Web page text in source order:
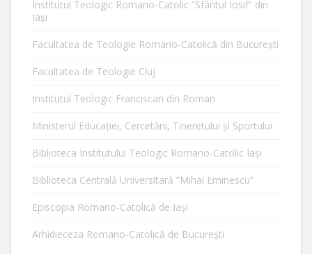
Institutul Teologic Romano-Catolic ”Sfântul Iosif” din
Iaşi
Facultatea de Teologie Romano-Catolică din Bucureşti
Facultatea de Teologie Cluj
Institutul Teologic Franciscan din Roman
Ministerul Educaţiei, Cercetării, Tineretului şi Sportului
Biblioteca Institutului Teologic Romano-Catolic Iaşi
Biblioteca Centrală Universitară ”Mihai Eminescu”
Episcopia Romano-Catolică de Iaşi
Arhidieceza Romano-Catolică de Bucureşti